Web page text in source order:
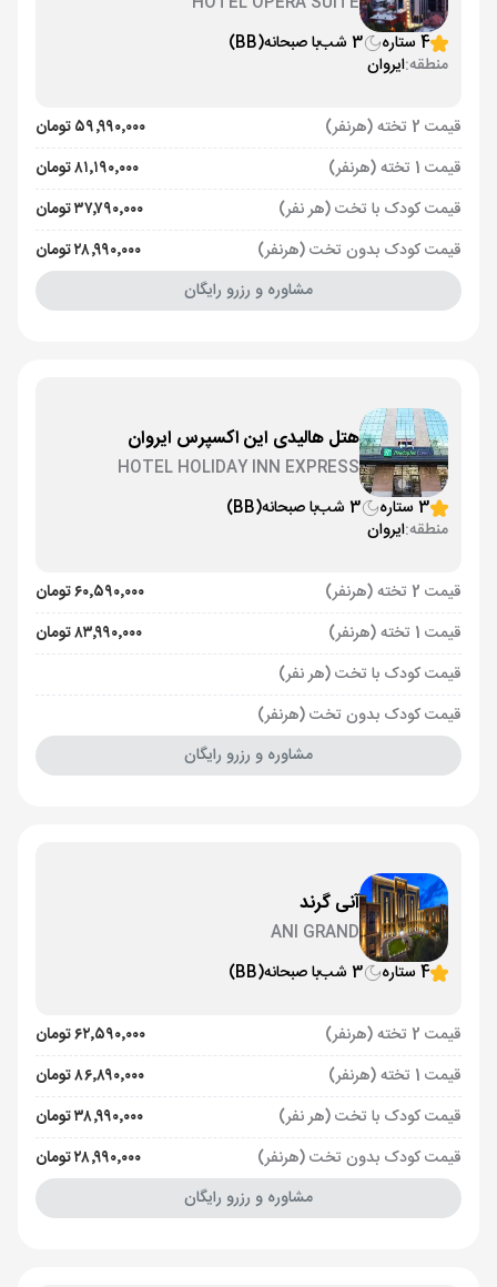
4 ستاره
3 شب با صبحانه(BB)
منطقه:ایروان
قیمت 2 تخته (هرنفر)
۵۹٬۹۹۰٬۰۰۰ تومان
قیمت 1 تخته (هرنفر)
۸۱٬۱۹۰٬۰۰۰ تومان
قیمت کودک با تخت (هر نفر)
۳۷٬۷۹۰٬۰۰۰ تومان
قیمت کودک بدون تخت (هرنفر)
۲۸٬۹۹۰٬۰۰۰ تومان
مشاوره و رزرو رایگان
هتل هالیدی این اکسپرس ایروان
HOTEL HOLIDAY INN EXPRESS
3 ستاره
3 شب با صبحانه(BB)
منطقه:ایروان
قیمت 2 تخته (هرنفر)
۶۰٬۵۹۰٬۰۰۰ تومان
قیمت 1 تخته (هرنفر)
۸۳٬۹۹۰٬۰۰۰ تومان
قیمت کودک با تخت (هر نفر)
قیمت کودک بدون تخت (هرنفر)
مشاوره و رزرو رایگان
آنی گرند
ANI GRAND
4 ستاره
3 شب با صبحانه(BB)
قیمت 2 تخته (هرنفر)
۶۲٬۵۹۰٬۰۰۰ تومان
قیمت 1 تخته (هرنفر)
۸۶٬۸۹۰٬۰۰۰ تومان
قیمت کودک با تخت (هر نفر)
۳۸٬۹۹۰٬۰۰۰ تومان
قیمت کودک بدون تخت (هرنفر)
۲۸٬۹۹۰٬۰۰۰ تومان
مشاوره و رزرو رایگان